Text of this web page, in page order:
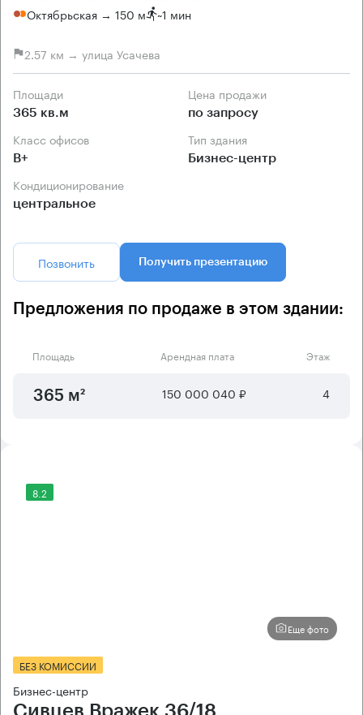
Октябрьская → 150 м ~1 мин
2.57 км → улица Усачева
Площади
365 кв.м
Цена продажи
по запросу
Класс офисов
B+
Тип здания
Бизнес-центр
Кондиционирование
центральное
Позвонить Получить презентацию
Предложения по продаже в этом здании:
Площадь Арендная плата Этаж
365 м² 150 000 040 ₽ 4
8.2
Еще фото
БЕЗ КОМИССИИ
Бизнес-центр
Сивцев Вражек 36/18